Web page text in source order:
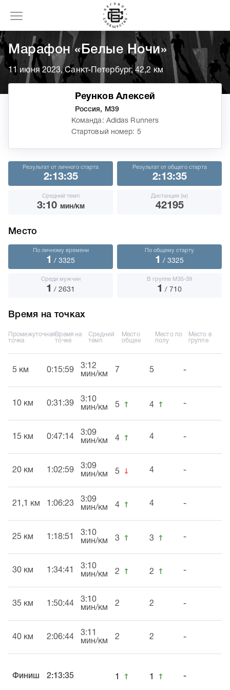
Марафон «Белые Ночи»
11 июня 2023, Санкт-Петербург, 42,2 км
Реунков Алексей
Россия, М39
Команда: Adidas Runners
Стартовый номер: 5
Результат от личного старта
2:13:35
Результат от общего старта
2:13:35
Средний темп
3:10 мин/км
Дистанция (м)
42195
Место
По личному времени
1 / 3325
По общему старту
1 / 3325
Среди мужчин
1 / 2631
В группе М35-39
1 / 710
Время на точках
Промежуточная
точка
Время на
точке
Средний
темп
Место
общее
Место по
полу
Место в
группе
5 км 0:15:59
3:12
мин/км
7 5 -
10 км 0:31:39
3:10
мин/км
5 ↑ 4 ↑ -
15 км 0:47:14
3:09
мин/км
4 ↑ 4 -
20 км 1:02:59
3:09
мин/км
5 ↓ 4 -
21,1 км 1:06:23
3:09
мин/км
4 ↑ 4 -
25 км 1:18:51
3:10
мин/км
3 ↑ 3 ↑ -
30 км 1:34:41
3:10
мин/км
2 ↑ 2 ↑ -
35 км 1:50:44
3:10
мин/км
2 2 -
40 км 2:06:44
3:11
мин/км
2 2 -
Финиш 2:13:35 1 ↑ 1 ↑ -